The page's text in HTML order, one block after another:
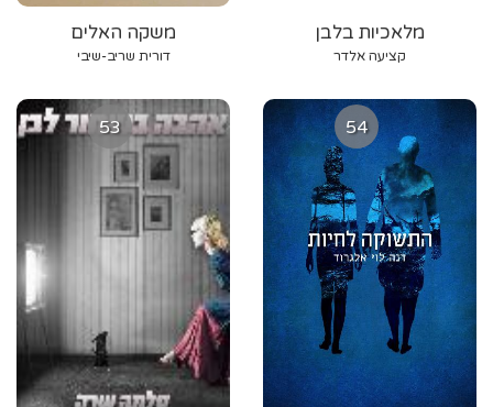
משקה האלים
דורית שריב-שיבי
מלאכיות בלבן
קציעה אלדר
53 54